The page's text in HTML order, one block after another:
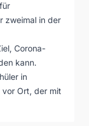
zweimal in der
Corona-
kann.
in
Ort, der mit